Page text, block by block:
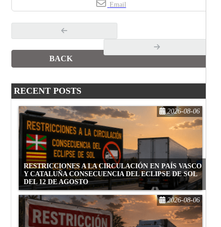
Email
BACK
RECENT POSTS
RESTRICCIONES A LA CIRCULACIÓN EN PAÍS VASCO
Y CATALUÑA CONSECUENCIA DEL ECLIPSE DE SOL
DEL 12 DE AGOSTO
2026-08-06
2026-08-06